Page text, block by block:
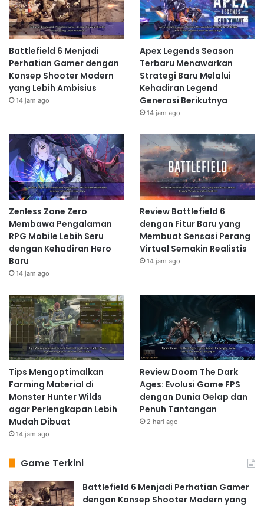
Battlefield 6 Menjadi
Perhatian Gamer dengan
Konsep Shooter Modern
yang Lebih Ambisius
14 jam ago
Apex Legends Season
Terbaru Menawarkan
Strategi Baru Melalui
Kehadiran Legend
Generasi Berikutnya
14 jam ago
Zenless Zone Zero
Membawa Pengalaman
RPG Mobile Lebih Seru
dengan Kehadiran Hero
Baru
14 jam ago
Review Battlefield 6
dengan Fitur Baru yang
Membuat Sensasi Perang
Virtual Semakin Realistis
14 jam ago
Tips Mengoptimalkan
Farming Material di
Monster Hunter Wilds
agar Perlengkapan Lebih
Mudah Dibuat
14 jam ago
Review Doom The Dark
Ages: Evolusi Game FPS
dengan Dunia Gelap dan
Penuh Tantangan
2 hari ago
Game Terkini
Battlefield 6 Menjadi Perhatian Gamer
dengan Konsep Shooter Modern yang